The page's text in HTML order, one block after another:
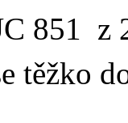
851 z
těžko